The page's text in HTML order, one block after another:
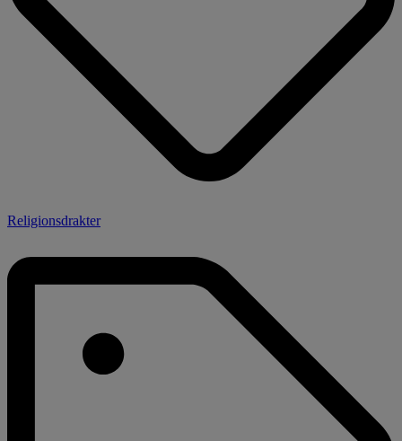
Religionsdrakter